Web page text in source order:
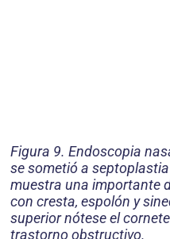
Figura 9. Endoscopia
se sometió a
muestra una importante
con cresta, espolón y
superior nótese el
trastorno obstructivo.